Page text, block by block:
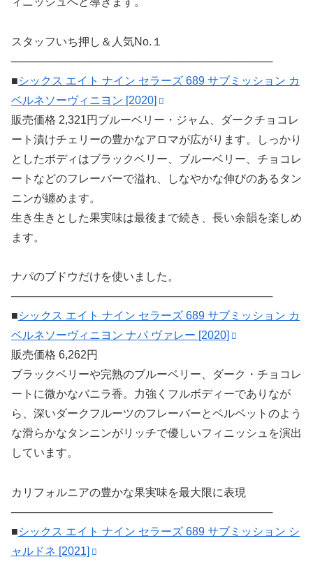
スタッフいち押し＆人気No.１
──────────────────────────────────
■シックス エイト ナイン セラーズ 689 サブミッション カ
ベルネソーヴィニヨン [2020]
販売価格 2,321円ブルーベリー・ジャム、ダークチョコレ
ート漬けチェリーの豊かなアロマが広がります。しっかり
としたボディはブラックベリー、ブルーベリー、チョコレ
ートなどのフレーバーで溢れ、しなやかな伸びのあるタン
ニンが纏めます。
生き生きとした果実味は最後まで続き、長い余韻を楽しめ
ます。
ナパのブドウだけを使いました。
──────────────────────────────────
■シックス エイト ナイン セラーズ 689 サブミッション カ
ベルネソーヴィニヨン ナパ ヴァレー [2020]
販売価格 6,262円
ブラックベリーや完熟のブルーベリー、ダーク・チョコレ
ートに微かなバニラ香。力強くフルボディーでありなが
ら、深いダークフルーツのフレーバーとベルベットのよう
な滑らかなタンニンがリッチで優しいフィニッシュを演出
しています。
カリフォルニアの豊かな果実味を最大限に表現
──────────────────────────────────
■シックス エイト ナイン セラーズ 689 サブミッション シ
ャルドネ [2021]